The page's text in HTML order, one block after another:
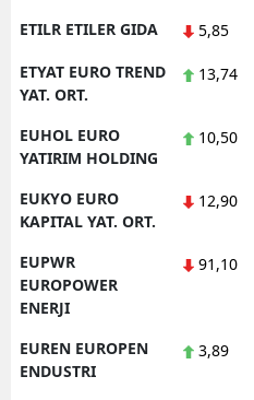
ETILR ETILER GIDA 5,85
ETYAT EURO TREND
YAT. ORT.
13,74
EUHOL EURO
YATIRIM HOLDING
10,50
EUKYO EURO
KAPITAL YAT. ORT.
12,90
EUPWR
EUROPOWER
ENERJI
91,10
EUREN EUROPEN
ENDUSTRI
3,89